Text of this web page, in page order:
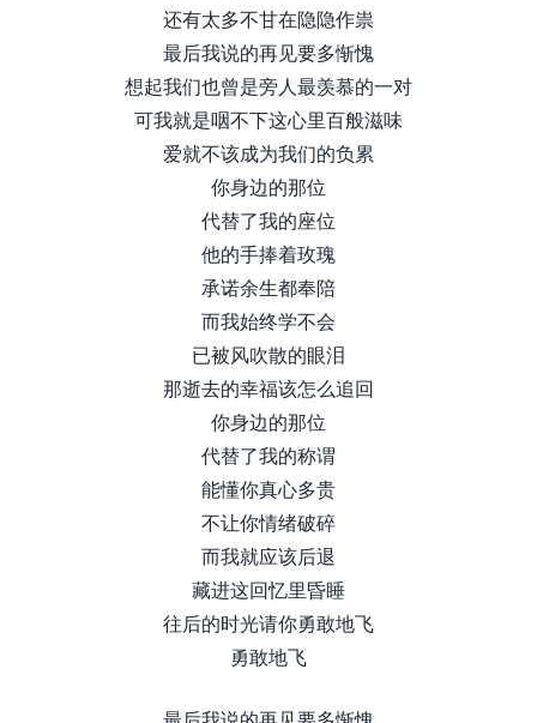
还有太多不甘在隐隐作祟
最后我说的再见要多惭愧
想起我们也曾是旁人最羡慕的一对
可我就是咽不下这心里百般滋味
爱就不该成为我们的负累
你身边的那位
代替了我的座位
他的手捧着玫瑰
承诺余生都奉陪
而我始终学不会
已被风吹散的眼泪
那逝去的幸福该怎么追回
你身边的那位
代替了我的称谓
能懂你真心多贵
不让你情绪破碎
而我就应该后退
藏进这回忆里昏睡
往后的时光请你勇敢地飞
勇敢地飞